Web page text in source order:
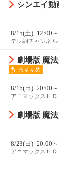
シンエイ動
8/15(土) 12:00
テレ朝チャンネル
劇場版 魔
8/16(日) 20:00
アニマックスＨＤ
劇場版 魔
8/23(日) 20:00
アニマックスＨＤ